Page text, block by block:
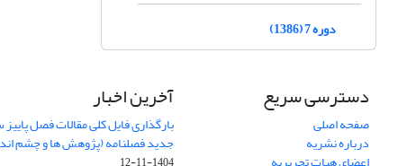
دوره 7 (1386)
دسترسی سریع
صفحه اصلی
درباره نشریه
آخرین اخبار
جدید فصلنامه (پژوهش ها و چشم